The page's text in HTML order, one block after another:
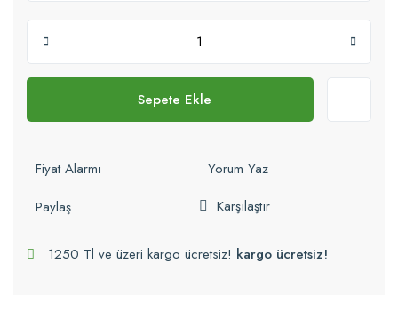
Sepete Ekle
Fiyat Alarmı
Yorum Yaz
Paylaş
Karşılaştır
1250 Tl ve üzeri kargo ücretsiz! kargo ücretsiz!